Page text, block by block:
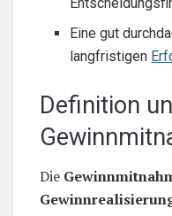
Eine gut
langfristigen
Definition
Die